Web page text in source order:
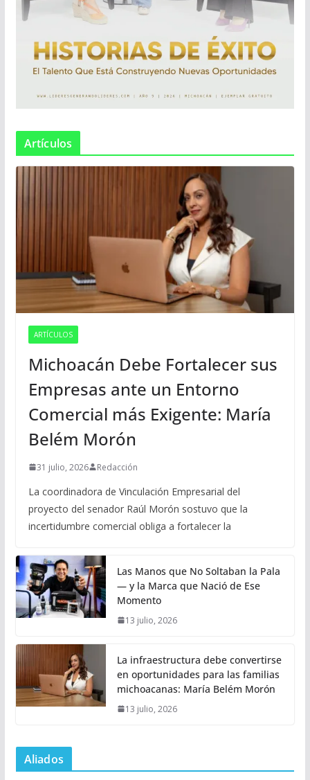
Artículos
ARTÍCULOS
Michoacán Debe Fortalecer sus
Empresas ante un Entorno
Comercial más Exigente: María
Belém Morón
31 julio, 2026 Redacción
La coordinadora de Vinculación Empresarial del
proyecto del senador Raúl Morón sostuvo que la
incertidumbre comercial obliga a fortalecer la
Las Manos que No Soltaban la Pala
— y la Marca que Nació de Ese
Momento
13 julio, 2026
La infraestructura debe convertirse
en oportunidades para las familias
michoacanas: María Belém Morón
13 julio, 2026
Aliados